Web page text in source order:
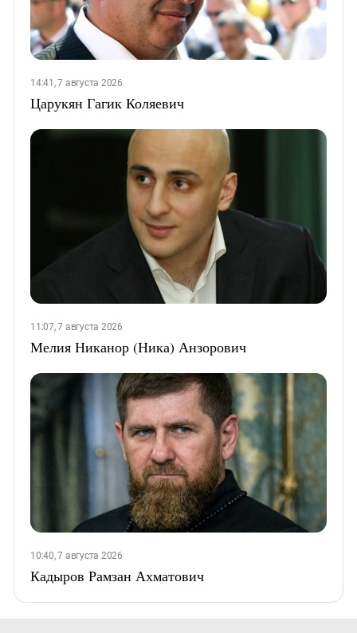
14:41, 7 августа 2026
Царукян Гагик Коляевич
11:07, 7 августа 2026
Мелия Никанор (Ника) Анзорович
10:40, 7 августа 2026
Кадыров Рамзан Ахматович